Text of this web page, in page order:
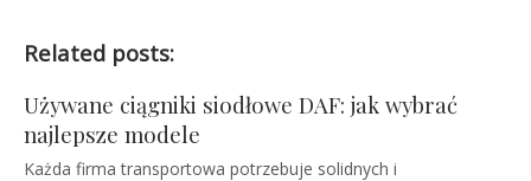
Related posts:
Używane ciągniki siodłowe DAF: jak wybrać
najlepsze modele
Każda firma transportowa potrzebuje solidnych i